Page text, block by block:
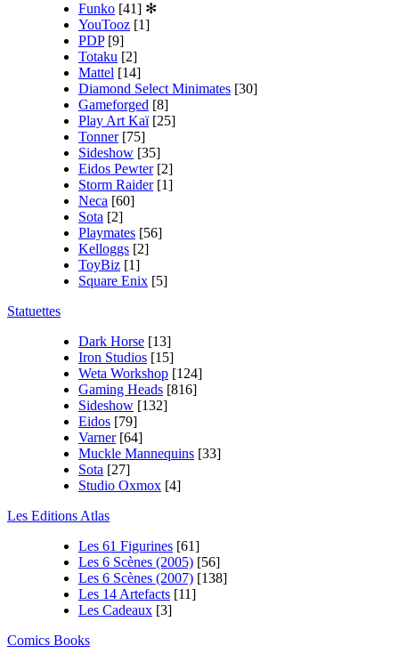
Funko [41] ✻
YouTooz [1]
PDP [9]
Totaku [2]
Mattel [14]
Diamond Select Minimates [30]
Gameforged [8]
Play Art Kaï [25]
Tonner [75]
Sideshow [35]
Eidos Pewter [2]
Storm Raider [1]
Neca [60]
Sota [2]
Playmates [56]
Kelloggs [2]
ToyBiz [1]
Square Enix [5]
Statuettes
Dark Horse [13]
Iron Studios [15]
Weta Workshop [124]
Gaming Heads [816]
Sideshow [132]
Eidos [79]
Varner [64]
Muckle Mannequins [33]
Sota [27]
Studio Oxmox [4]
Les Editions Atlas
Les 61 Figurines [61]
Les 6 Scènes (2005) [56]
Les 6 Scènes (2007) [138]
Les 14 Artefacts [11]
Les Cadeaux [3]
Comics Books